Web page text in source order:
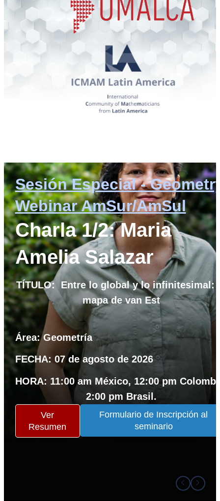
Sesión Especial -
Webinar AmSur/AmSul
Charla 1/2: Maria
Amelia Salazar
TÍTULO: Entre lo global y lo infinitesimal:
mapa de van Est
Área: Geometría
FECHA: 07 de agosto de 2026
HORA: 11:00 am México, 12:00 pm
2:00 pm Brasil.
Ver
Resumen
Formulario de Inscripción al
seminario